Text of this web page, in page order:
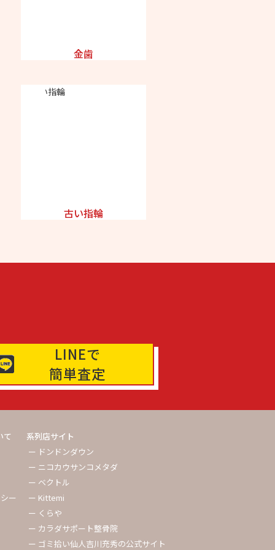
金歯
古い指輪
LINEで
簡単査定
て
ー
系列店サイト
ー ドンドンダウン
ー ニコカウサンコメタダ
ー ベクトル
ー Kittemi
ー くらや
ー カラダサポート整骨院
ー ゴミ拾い仙人吉川充秀の公式サイト